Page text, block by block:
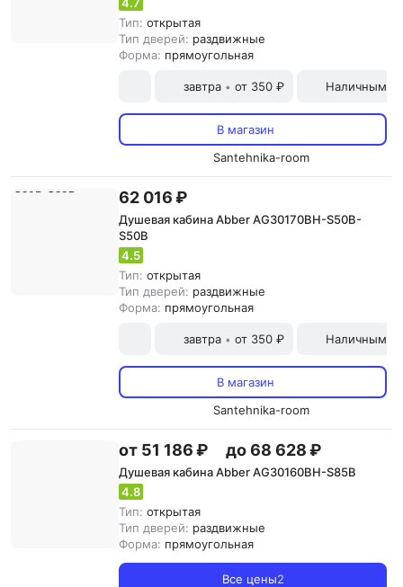
Тип: открытая
Тип дверей: раздвижные
Форма: прямоугольная
завтра • от 350 ₽ Наличными
В магазин
Santehnika-room
62 016 ₽
Душевая кабина Abber AG30170BH-S50B-
S50B
4.5
Тип: открытая
Тип дверей: раздвижные
Форма: прямоугольная
завтра • от 350 ₽ Наличными
В магазин
Santehnika-room
от 51 186 ₽ до 68 628 ₽
Душевая кабина Abber AG30160BH-S85B
4.8
Тип: открытая
Тип дверей: раздвижные
Форма: прямоугольная
Все цены2